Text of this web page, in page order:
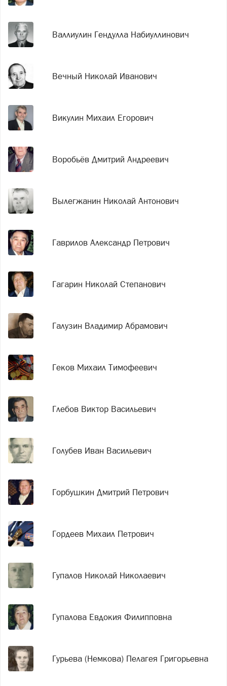
Валлиулин Гендулла Набиуллинович
Вечный Николай Иванович
Викулин Михаил Егорович
Воробьёв Дмитрий Андреевич
Вылегжанин Николай Антонович
Гаврилов Александр Петрович
Гагарин Николай Степанович
Галузин Владимир Абрамович
Геков Михаил Тимофеевич
Глебов Виктор Васильевич
Голубев Иван Васильевич
Горбушкин Дмитрий Петрович
Гордеев Михаил Петрович
Гупалов Николай Николаевич
Гупалова Евдокия Филипповна
Гурьева (Немкова) Пелагея Григорьевна